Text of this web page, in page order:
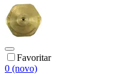
Favoritar
0 (novo)